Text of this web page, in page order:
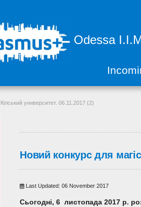
Odessa
университет. 06.11.2017 (2)
Новий конкурс для
Last Updated: 06 November 2017
Сьогодні, 6 листопада 2017 р.